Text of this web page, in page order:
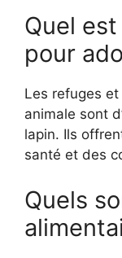
Quel
pour
Les refuges
animale sont
lapin. Ils
santé et des
Quels